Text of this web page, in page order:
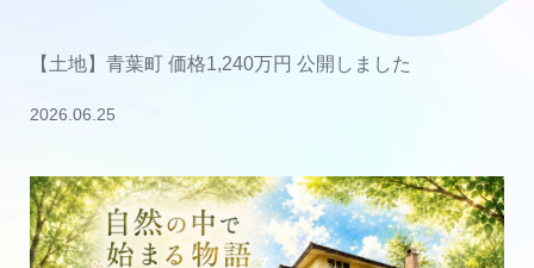
【土地】青葉町 価格1,240万円 公開しました
2026.06.25